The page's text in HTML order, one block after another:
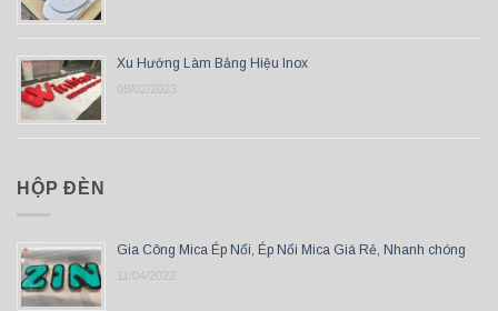
Xu Hướng Làm Bảng Hiệu Inox
08/02/2023
HỘP ĐÈN
Gia Công Mica Ép Nổi, Ép Nổi Mica Giá Rẻ, Nhanh chóng
11/04/2022